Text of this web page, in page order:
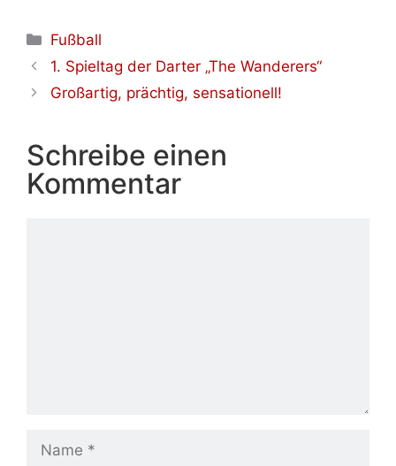
Kategorien
Fußball
1. Spieltag der Darter „The Wanderers“
Großartig, prächtig, sensationell!
Schreibe einen
Kommentar
Name